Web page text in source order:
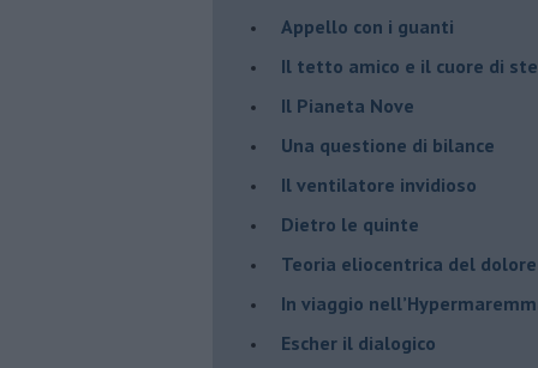
​Appello con i guanti
​Il tetto amico e il cuore di
​Il Pianeta Nove
​Una questione di bilance
​Il ventilatore invidioso
​Dietro le quinte
​Teoria eliocentrica del dolore
In viaggio
​Escher il dialogico